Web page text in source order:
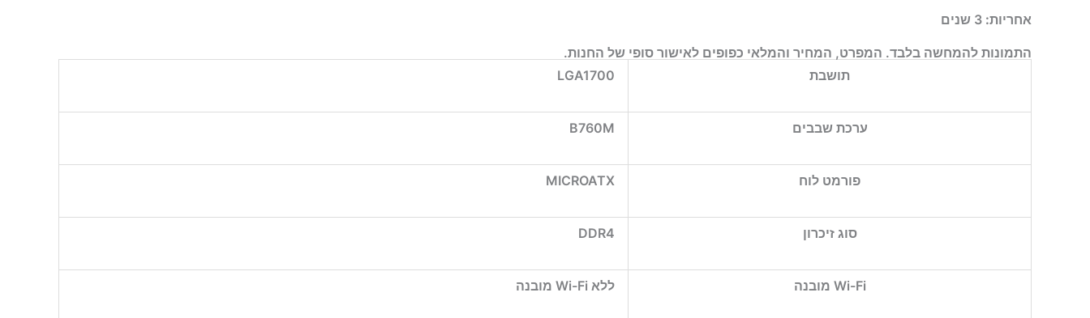
אחריות:
התמונות להמחשה בלבד. המפרט, המחיר והמלאי כפופים לאישור סופי של החנות.
תושבת
LGA1700
ערכת שבבים B760M
פורמט לוח MICROATX
סוג זיכרון DDR4
Wi-Fi מובנה ללא Wi-Fi מובנה